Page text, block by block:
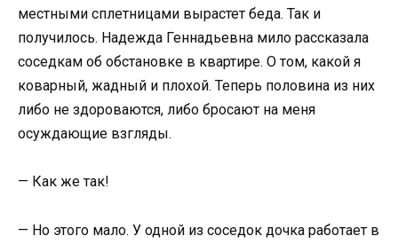
местными сплетницами вырастет беда. Так и
получилось. Надежда Геннадьевна мило рассказала
соседкам об обстановке в квартире. О том, какой я
коварный, жадный и плохой. Теперь половина из них
либо не здороваются, либо бросают на меня
осуждающие взгляды.
— Как же так!
— Но этого мало. У одной из соседок дочка работает в